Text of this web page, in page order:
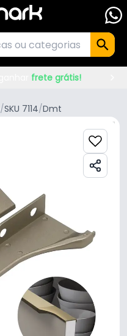
frete grátis!
/SKU 7114/Dmt